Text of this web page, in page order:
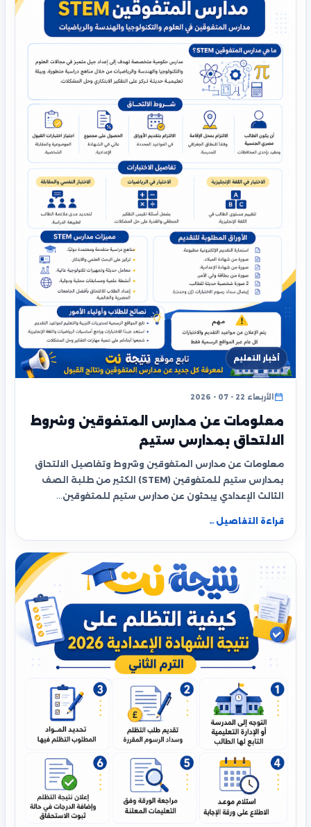
أخبار التعليم
الأربعاء 22 - 07 - 2026
معلومات عن مدارس المتفوقين وشروط
الالتحاق بمدارس ستيم
معلومات عن مدارس المتفوقين وشروط وتفاصيل الالتحاق
بمدارس ستيم للمتفوقين (STEM) الكثير من طلبة الصف
الثالث الإعدادي يبحثون عن مدارس ستيم للمتفوقين…
قراءة التفاصيل ←